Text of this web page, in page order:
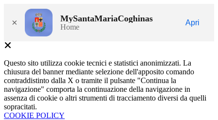
× MySantaMariaCoghinas
Home
Apri
Questo sito utilizza cookie tecnici e statistici anonimizzati. La
chiusura del banner mediante selezione dell'apposito comando
contraddistinto dalla X o tramite il pulsante "Continua la
navigazione" comporta la continuazione della navigazione in
assenza di cookie o altri strumenti di tracciamento diversi da quelli
sopracitati.
COOKIE POLICY